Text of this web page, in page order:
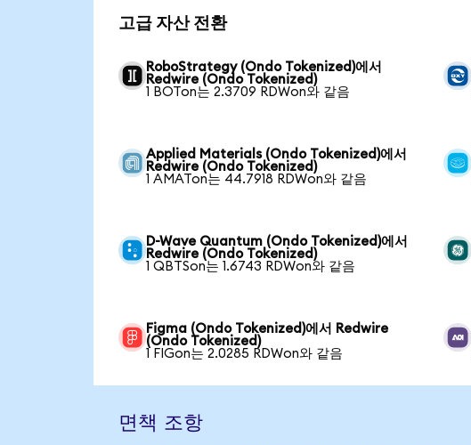
고급 자산 전환
RoboStrategy (Ondo Tokenized)에서
Redwire (Ondo Tokenized)
1 BOTon는 2.3709 RDWon와 같음
Applied Materials (Ondo Tokenized)에서
Redwire (Ondo Tokenized)
1 AMATon는 44.7918 RDWon와 같음
D-Wave Quantum (Ondo Tokenized)에서
Redwire (Ondo Tokenized)
1 QBTSon는 1.6743 RDWon와 같음
Figma (Ondo Tokenized)에서 Redwire
(Ondo Tokenized)
1 FIGon는 2.0285 RDWon와 같음
면책 조항